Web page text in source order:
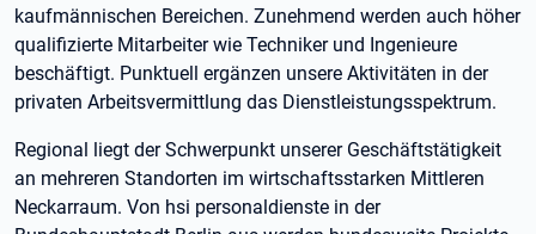
kaufmännischen Bereichen. Zunehmend werden auch höher
qualifizierte Mitarbeiter wie Techniker und Ingenieure
beschäftigt. Punktuell ergänzen unsere Aktivitäten in der
privaten Arbeitsvermittlung das Dienstleistungsspektrum.
Regional liegt der Schwerpunkt unserer Geschäftstätigkeit
an mehreren Standorten im wirtschaftsstarken Mittleren
Neckarraum. Von hsi personaldienste in der